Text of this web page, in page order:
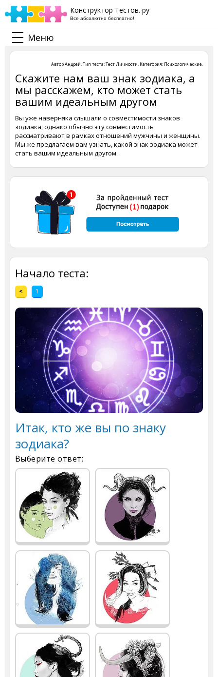
Конструктор Тестов. ру
Все абсолютно бесплатно!
Меню
АвторАндрей. Тип теста:Тест Личности. Категория: Психологические.
Скажите нам ваш знак зодиака, а
мы расскажем, кто может стать
вашим идеальным другом
Вы уже наверняка слышали о совместимости знаков
зодиака, однако обычно эту совместимость
рассматривают в рамках отношений мужчины и женщины.
Мы же предлагаем вам узнать, какой знак зодиака может
стать вашим идеальным другом.
Начало теста:
< 1
Итак, кто же вы по знаку
зодиака?
Выберите ответ: